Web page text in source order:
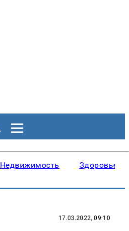
Недвижимость Здоровье
17.03.2022, 09:10